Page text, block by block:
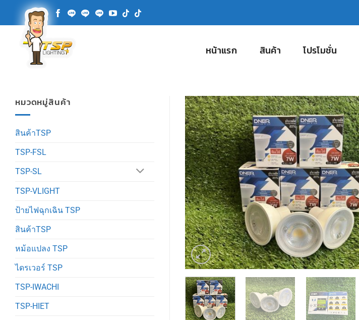
หน้าแรก สินค้า โปรโมชั่น
หมวดหมู่สินค้า
สินค้าTSP
TSP-FSL
TSP-SL
TSP-VLIGHT
ป้ายไฟฉุกเฉิน TSP
สินค้าTSP
หม้อแปลง TSP
ไดรเวอร์ TSP
TSP-IWACHI
TSP-HIET